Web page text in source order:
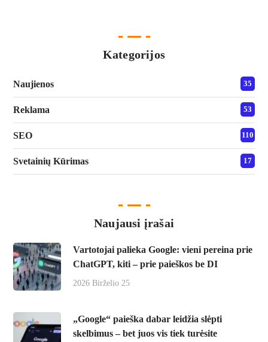
Kategorijos
Naujienos 35
Reklama 53
SEO 110
Svetainių Kūrimas 17
Naujausi įrašai
Vartotojai palieka Google: vieni pereina prie
ChatGPT, kiti – prie paieškos be DI
2026 Birželio 25
„Google“ paieška dabar leidžia slėpti
skelbimus – bet juos vis tiek turėsite